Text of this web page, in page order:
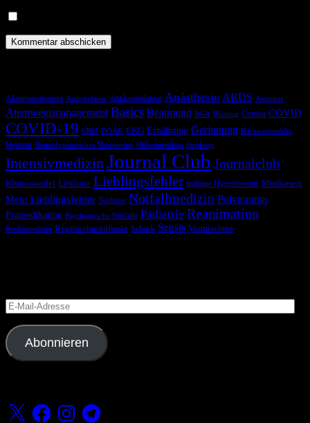
Akutmanagement Anaphylaxie Antikoagulation Anästhesie ARDS Atemnot
Atemwegsmanagement Basics Beatmung BGA Blutung Corona COVID
COVID-19 CRM DOAK EKG Ernährung Gerinnung Harnwegsinfekt
Heparin Hämodynamisches Monitoring Höhenmedizin Impfung
IntensivmedizinJournal Club Journalclub
Klimawandel Leitlinie Lieblingsfehler maligne Hyperthermie Medikament
Mein Lieblingsfehler Narkose Notfallmedizin Polytrauma
Prämedikation Psychiatrische Notfälle Pädiatrie Reanimation
Rechtsmedizin Regionalanästhesie Schock Sepsis Vermischtes
E-
Mail-
Adresse
Abonnieren
X FacebookInstagramTelegram